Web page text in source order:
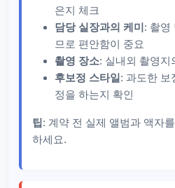
은지 체크
담당 실장과의 케미: 촬영
므로 편안함이 중요
촬영 장소: 실내외 촬영지
후보정 스타일 : 과도한 보
정을 하는지 확인
팁 : 계약 전 실제 앨범과 액자
하세요.